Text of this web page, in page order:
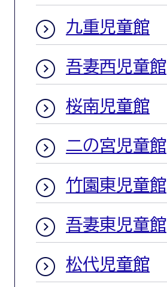
九重児童館
吾妻西児童館
桜南児童館
二の宮児童館
竹園東児童館
吾妻東児童館
松代児童館